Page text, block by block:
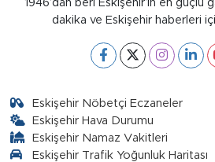
1946’dan beri Eskişehir’in en güçlü
dakika ve Eskişehir haberleri
Eskişehir Nöbetçi Eczaneler
Eskişehir Hava Durumu
Eskişehir Namaz Vakitleri
Eskişehir Trafik Yoğunluk Haritası